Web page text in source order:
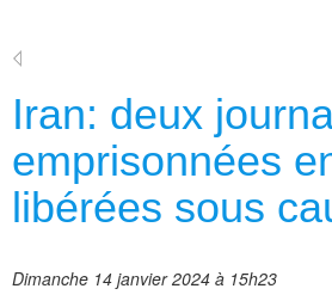
Iran: deux
emprisonnées
libérées sous
Dimanche 14 janvier 2024 à 15h23